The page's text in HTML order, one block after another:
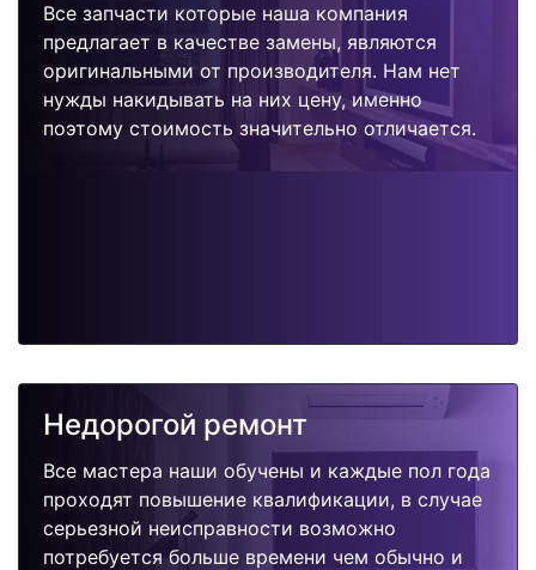
Все запчасти которые наша компания
предлагает в качестве замены, являются
оригинальными от производителя. Нам нет
нужды накидывать на них цену, именно
поэтому стоимость значительно отличается.
Недорогой ремонт
Все мастера наши обучены и каждые пол года
проходят повышение квалификации, в случае
серьезной неисправности возможно
потребуется больше времени чем обычно и